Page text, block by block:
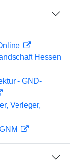
Hessen
- GND-
Verleger,